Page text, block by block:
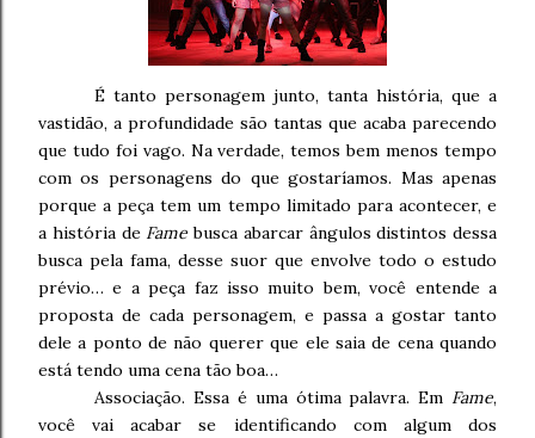
É tanto personagem junto, tanta história, que a
vastidão, a profundidade são tantas que acaba parecendo
que tudo foi vago. Na verdade, temos bem menos tempo
com os personagens do que gostaríamos. Mas apenas
porque a peça tem um tempo limitado para acontecer, e
a história de Fame busca abarcar ângulos distintos dessa
busca pela fama, desse suor que envolve todo o estudo
prévio… e a peça faz isso muito bem, você entende a
proposta de cada personagem, e passa a gostar tanto
dele a ponto de não querer que ele saia de cena quando
está tendo uma cena tão boa…
Associação. Essa é uma ótima palavra. Em Fame,
você vai acabar se identificando com algum dos